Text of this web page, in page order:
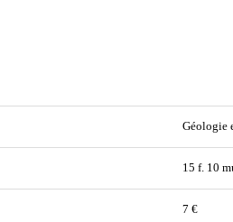
Géologie
15 f. 10
7 €